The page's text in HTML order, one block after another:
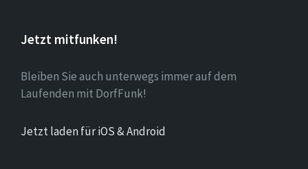
Jetzt mitfunken!
Bleiben Sie auch unterwegs immer auf dem
Laufenden mit DorfFunk!
Jetzt laden für iOS & Android